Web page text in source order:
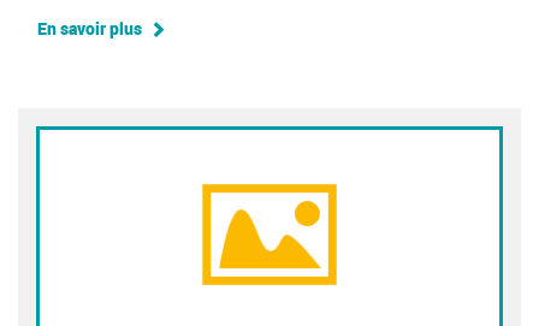
En savoir plus